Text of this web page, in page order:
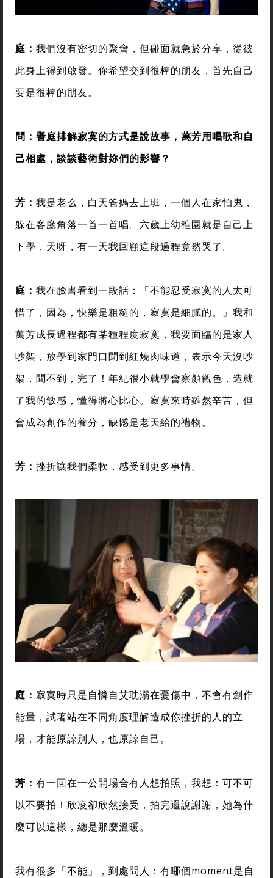
庭： 我們沒有密切的聚會，但碰面就急於分享，從彼
此身上得到啟發。你希望交到很棒的朋友，首先自己
要是很棒的朋友。
問：譽庭排解寂寞的方式是說故事，萬芳用唱歌和自
己相處，談談藝術對妳們的影響？
芳： 我是老么，白天爸媽去上班，一個人在家怕鬼，
躲在客廳角落一首一首唱。六歲上幼稚園就是自己上
下學，天呀，有一天我回顧這段過程竟然哭了。
庭： 我在臉書看到一段話：「不能忍受寂寞的人太可
惜了，因為，快樂是粗糙的，寂寞是細膩的。」我和
萬芳成長過程都有某種程度寂寞，我要面臨的是家人
吵架，放學到家門口聞到紅燒肉味道，表示今天沒吵
架，聞不到，完了！年紀很小就學會察顏觀色，造就
了我的敏感，懂得將心比心。寂寞來時雖然辛苦，但
會成為創作的養分，缺憾是老天給的禮物。
芳： 挫折讓我們柔軟，感受到更多事情。
庭： 寂寞時只是自憐自艾耽溺在憂傷中，不會有創作
能量，試著站在不同角度理解造成你挫折的人的立
場，才能原諒別人，也原諒自己。
芳： 有一回在一公開場合有人想拍照，我想：可不可
以不要拍！欣凌卻欣然接受，拍完還說謝謝，她為什
麼可以這樣，總是那麼溫暖。
我有很多「不能」，到處問人：有哪個moment是自